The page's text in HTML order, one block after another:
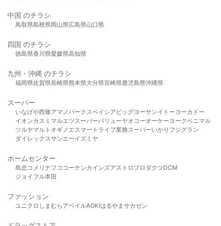
中国 のチラシ
鳥取県島根県岡山県広島県山口県
四国 のチラシ
徳島県香川県愛媛県高知県
九州・沖縄 のチラシ
福岡県佐賀県長崎県熊本県大分県宮崎県鹿児島県沖縄県
スーパー
いなげや西條アマノパークスベイシア ビッグヨーサンイトーヨーカドー
イオンカスミ マルエツスーパーバリューヤオコーオーケー ヨークベニマル
ツルヤマルト オギノ エスマート ライフ業務スーパーいかり フジグラン
ダイレックスサンエーイズミヤ
ホームセンター
島忠 コメリ ナフコ コーナンカインズアストロプロダクツDCM
ジョイフル本田
ファッション
ユニクロ しまむら アベイルAOKIはるやま サカゼン